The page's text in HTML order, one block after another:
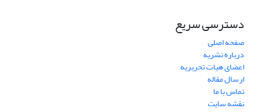
دسترسی سریع
صفحه اصلی
درباره نشریه
اعضای هیات تحریریه
ارسال مقاله
تماس با ما
نقشه سایت